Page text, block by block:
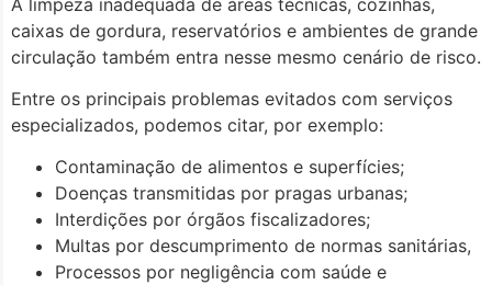
caixas de gordura, reservatórios e ambientes de grande
circulação também entra nesse mesmo cenário de risco.
Entre os principais problemas evitados com serviços
especializados, podemos citar, por exemplo:
Contaminação de alimentos e superfícies;
Doenças transmitidas por pragas urbanas;
Interdições por órgãos fiscalizadores;
Multas por descumprimento de normas sanitárias,
Processos por negligência com saúde e